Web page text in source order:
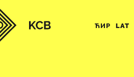
ЋИР LAT